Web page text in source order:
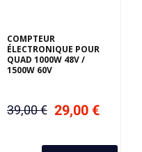
COMPTEUR
ÉLECTRONIQUE POUR
QUAD 1000W 48V /
1500W 60V
39,00 € 29,00 €